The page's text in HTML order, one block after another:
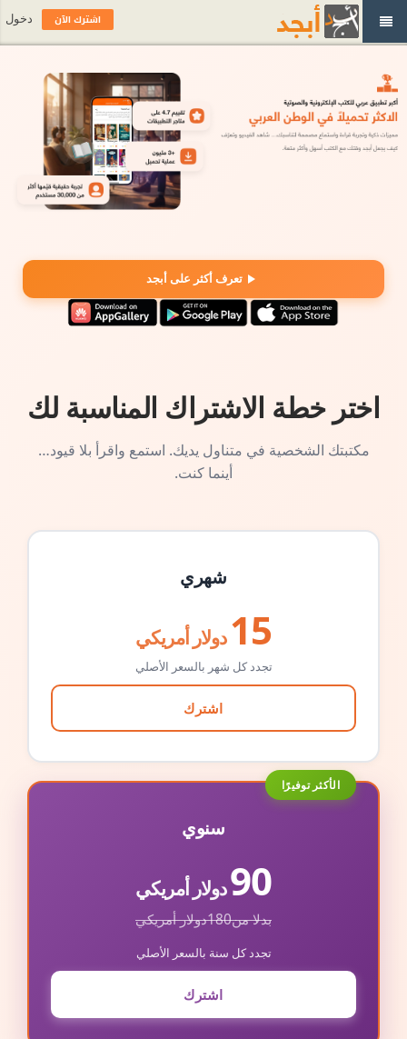
تعرف أكثر على أبجد
اختر خطة الاشتراك المناسبة لك
مكتبتك الشخصية في متناول يديك. استمع واقرأ بلا قيود…
أينما كنت.
شهري
15 دولار أمريكي
تجدد كل شهر بالسعر الأصلي
اشترك
الأكثر توفيرًا
سنوي
90دولار أمريكي
بدلا من180دولار أمريكي
تجدد كل سنة بالسعر الأصلي
اشترك
اشترك الآن دخول